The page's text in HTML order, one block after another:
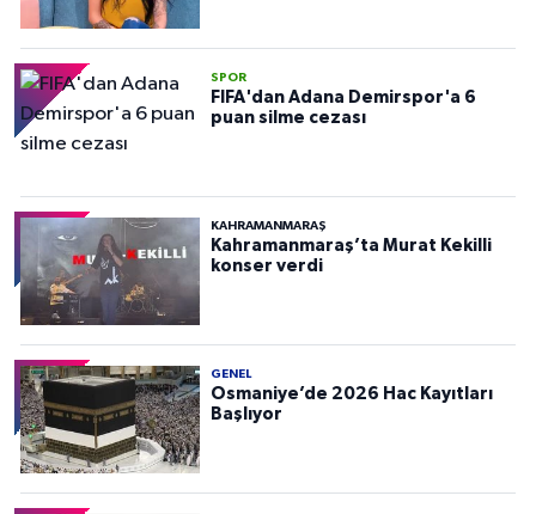
SPOR
FIFA'dan Adana Demirspor'a 6
puan silme cezası
KAHRAMANMARAŞ
Kahramanmaraş’ta Murat Kekilli
konser verdi
GENEL
Osmaniye’de 2026 Hac Kayıtları
Başlıyor